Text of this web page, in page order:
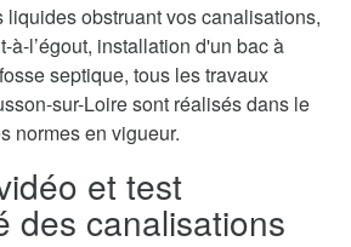
liquides obstruant vos canalisations,
à-l’égout, installation d'un bac à
septique, tous les travaux
sur-Loire sont réalisés dans le
normes en vigueur.
et test
des canalisations